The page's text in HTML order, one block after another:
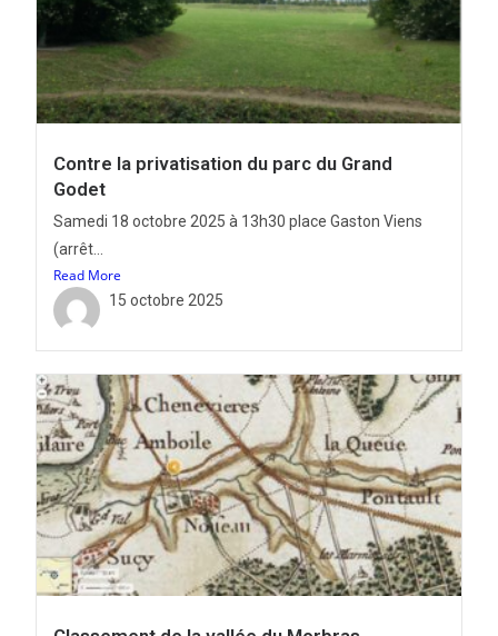
Contre la privatisation du parc du Grand
Godet
Samedi 18 octobre 2025 à 13h30 place Gaston Viens
(arrêt...
Read More
15 octobre 2025